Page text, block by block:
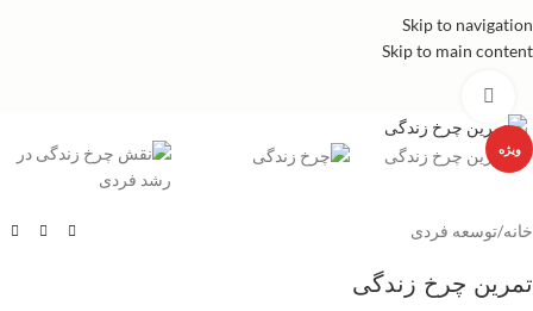
Skip to navigation
Skip to main content
ویژه
خانه/توسعه فردی
تمرین چرخ زندگی